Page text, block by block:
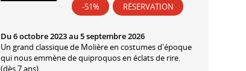
-51% RÉSERVATION
Du 6 octobre 2023 au 5 septembre 2026
Un grand classique de Molière en costumes d'époque
qui nous emmène de quiproquos en éclats de rire.
(dès 7 ans)